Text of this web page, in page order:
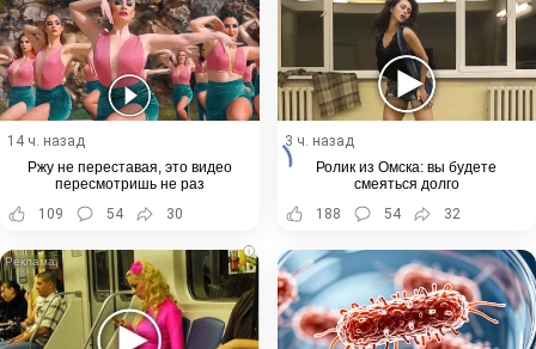
14 ч. назад
Ржу не переставая, это видео
пересмотришь не раз
109
54 30
3 ч. назад
Ролик из Омска: вы будете
смеяться долго
188
54 32
i